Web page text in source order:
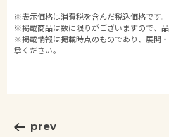
※表示価格は消費税を含んだ税込価格です。
※掲載商品は数に限りがございますので、品
※掲載情報は掲載時点のものであり、展開
承ください。
prev